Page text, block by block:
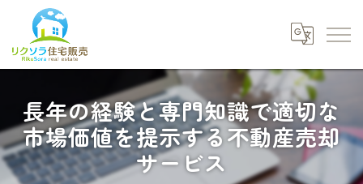
長年の経験と専門知識で適切な
市場価値を提示する不動産売却
サービス